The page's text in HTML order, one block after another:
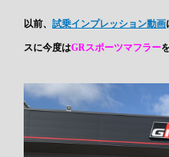
以前、試乗インプレッション動画
スに今度はGRスポーツマフラー